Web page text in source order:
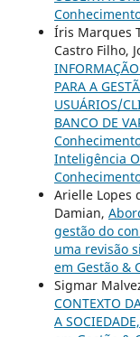
Íris Marques
Castro Filho,
PARA A
USUÁRIOS/
BANCO DE
Inteligência
Arielle Lopes
Damian,
gestão do
uma revisão
em Gestão &
Sigmar
CONTEXTO
A